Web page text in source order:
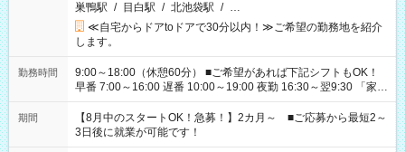
巣鴨駅 / 目白駅 / 北池袋駅 / …
≪自宅からドアtoドアで30分以内！≫ご希望の勤務地を紹介
します。
勤務時間
9:00～18:00（休憩60分） ■ご希望があれば下記シフトもOK！
早番 7:00～16:00 遅番 10:00～19:00 夜勤 16:30～翌9:30 「家族
と休みを合わせたい」 「余裕を持って夕飯の準備がしたい」
「できれば残業はしたくない」 など、ご希望を教えてください
ね。 ※Wワーク希望の方へ 今ご覧のお仕事で希望する勤務時間
と、もう1つのお仕事の勤務時間。 合計で週40時間を超える場
期間
【8月中のスタートOK！急募！】2カ月～ ■ご応募から最短2～
3日後に就業が可能です！